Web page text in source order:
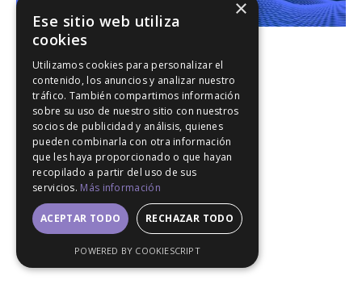
×
Ese sitio web utiliza
cookies
Utilizamos cookies para personalizar el
contenido, los anuncios y analizar nuestro
tráfico. También compartimos información
sobre su uso de nuestro sitio con nuestros
socios de publicidad y análisis, quienes
pueden combinarla con otra información
que les haya proporcionado o que hayan
recopilado a partir del uso de sus
servicios. Más información
ACEPTAR TODO RECHAZAR TODO
POWERED BY COOKIESCRIPT